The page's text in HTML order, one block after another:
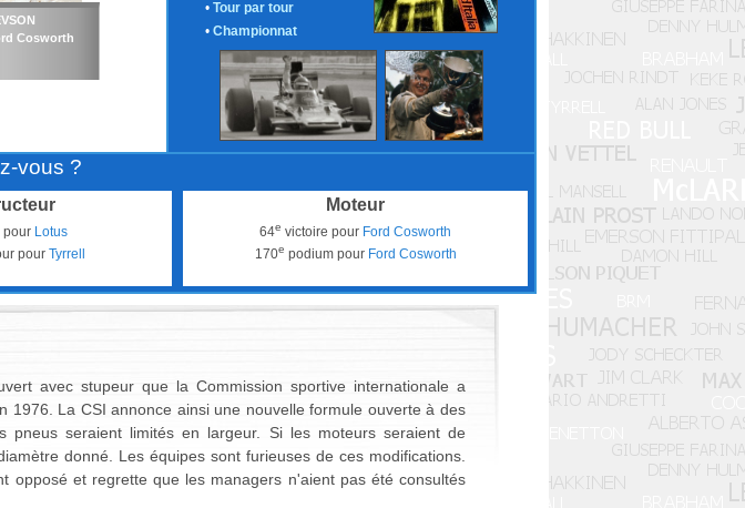
Cosworth
• Tour par tour
• Championnat
vous ?
pour Lotus
pour Tyrrell
Moteur
64e victoire pour Ford Cosworth
170e podium pour Ford Cosworth
avec stupeur que la Commission sportive internationale a
La CSI annonce ainsi une nouvelle formule ouverte à des
pneus seraient limités en largeur. Si les moteurs seraient de
donné. Les équipes sont furieuses de ces modifications.
opposé et regrette que les managers n'aient pas été consultés